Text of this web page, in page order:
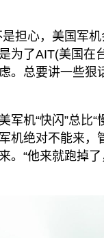
担心，美国军
为了AIT(美国在
。总要讲一些狠
军机“快闪”总比“
机绝对不能来，
。“他来就跑掉